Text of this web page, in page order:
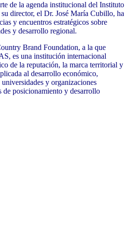
de la agenda institucional del Instituto
director, el Dr. José María Cubillo, ha
y encuentros estratégicos sobre
y desarrollo regional.
Brand Foundation, a la que
es una institución internacional
de la reputación, la marca territorial y
al desarrollo económico,
y organizaciones
de posicionamiento y desarrollo